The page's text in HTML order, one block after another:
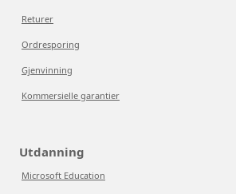
Returer
Ordresporing
Gjenvinning
Kommersielle garantier
Utdanning
Microsoft Education